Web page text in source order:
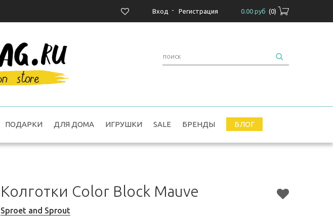
0.00 руб (0)
Вход - Регистрация
ПОДАРКИ ДЛЯ ДОМА ИГРУШКИ SALE БРЕНДЫ БЛОГ
Колготки Color Block Mauve
Sproet and Sprout